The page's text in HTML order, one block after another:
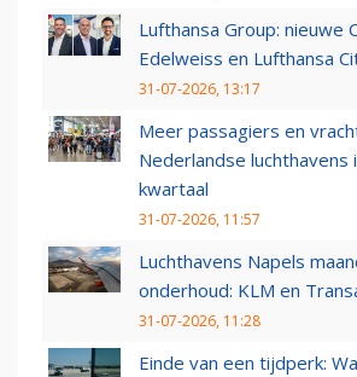
Lufthansa Group: nieuwe
Edelweiss en Lufthansa
31-07-2026, 13:17
Meer passagiers en
Nederlandse luchthavens
kwartaal
31-07-2026, 11:57
Luchthavens Napels
onderhoud: KLM en
31-07-2026, 11:28
Einde van een tijdperk: